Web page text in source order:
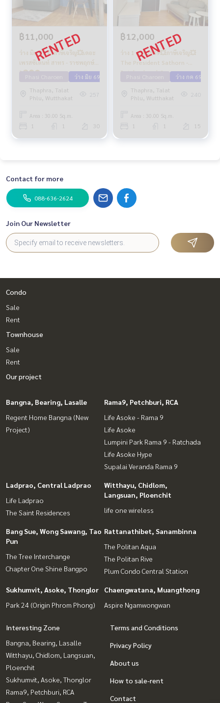
฿11,000
ว่าง มิย 69 💥ภาษีเจริญ💥เดอะ
เพรสซิเดนท์ สาทร - ราชพฤกษ์
3🔴🟢🟡
ว่าง มิย 69
Thaphra, Talat
Phlu, Wutthakat
257
Area : 30.00 Sq.m.
1 1 30
฿12,000
ว่าง 1 ก.ค.2569💥ภาษีเจริญ💥
The President Sathorn -
Ratchaphruek 3
ว่าง กค 69
Thaphra, Talat
Phlu, Wutthakat
240
Area : 30.00 Sq.m.
1 1 15
Contact for more
088-636-2624
Join Our Newsletter
Condo
Sale
Rent
Townhouse
Sale
Rent
Our project
Bangna, Bearing, Lasalle
Regent Home Bangna (New
Project)
Rama9, Petchburi, RCA
Life Asoke - Rama 9
Life Asoke
Lumpini Park Rama 9 - Ratchada
Life Asoke Hype
Supalai Veranda Rama 9
Ladprao, Central Ladprao
Life Ladprao
The Saint Residences
Witthayu, Chidlom,
Langsuan, Ploenchit
life one wireless
Bang Sue, Wong Sawang, Tao
Pun
The Tree Interchange
Chapter One Shine Bangpo
Rattanathibet, Sanambinna
The Politan Aqua
The Politan Rive
Plum Condo Central Station
Sukhumvit, Asoke, Thonglor
Park 24 (Origin Phrom Phong)
Chaengwatana, Muangthong
Aspire Ngamwongwan
Interesting Zone
Bangna, Bearing, Lasalle
Witthayu, Chidlom, Langsuan,
Ploenchit
Sukhumvit, Asoke, Thonglor
Rama9, Petchburi, RCA
Terms and Conditions
Privacy Policy
About us
How to sale-rent
Contact